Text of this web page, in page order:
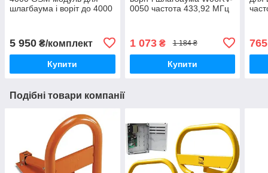
шлагбаума і воріт до 4000
5 950 ₴/комплект
Купити
0050 частота 433,92 МГц
1 073₴ 1 184 ₴
Купити
765
Подібні товари компанії